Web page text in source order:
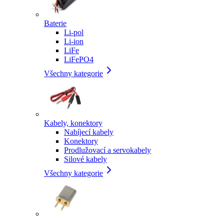
Baterie
Li-pol
Li-ion
LiFe
LiFePO4
Všechny kategorie
Kabely, konektory
Nabíjecí kabely
Konektory
Prodlužovací a servokabely
Silové kabely
Všechny kategorie